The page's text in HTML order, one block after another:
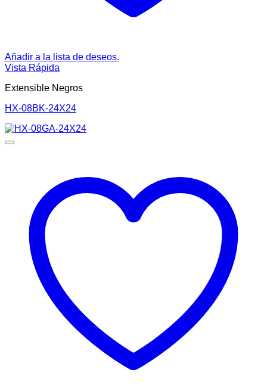
Añadir a la lista de deseos.
Vista Rápida
Extensible Negros
HX-08BK-24X24